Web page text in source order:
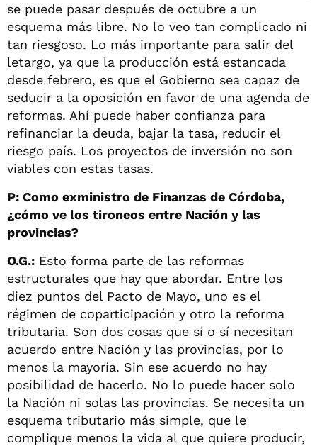
se puede pasar después de octubre a un
esquema más libre. No lo veo tan complicado ni
tan riesgoso. Lo más importante para salir del
letargo, ya que la producción está estancada
desde febrero, es que el Gobierno sea capaz de
seducir a la oposición en favor de una agenda de
reformas. Ahí puede haber confianza para
refinanciar la deuda, bajar la tasa, reducir el
riesgo país. Los proyectos de inversión no son
viables con estas tasas.
P: Como exministro de Finanzas de Córdoba,
¿cómo ve los tironeos entre Nación y las
provincias?
O.G.: Esto forma parte de las reformas
estructurales que hay que abordar. Entre los
diez puntos del Pacto de Mayo, uno es el
régimen de coparticipación y otro la reforma
tributaria. Son dos cosas que sí o sí necesitan
acuerdo entre Nación y las provincias, por lo
menos la mayoría. Sin ese acuerdo no hay
posibilidad de hacerlo. No lo puede hacer solo
la Nación ni solas las provincias. Se necesita un
esquema tributario más simple, que le
complique menos la vida al que quiere producir,